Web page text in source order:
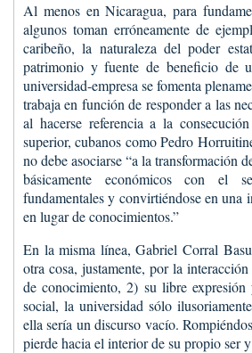
Al menos en Nicaragua, para
algunos toman erróneamente de
caribeño, la naturaleza del poder
patrimonio y fuente de beneficio de
universidad-empresa se fomenta
trabaja en función de responder a las
al hacerse referencia a la
superior, cubanos como Pedro
no debe asociarse “a la transformación
básicamente económicos con el
fundamentales y convirtiéndose en una
en lugar de conocimientos.”
En la misma línea, Gabriel Corral
otra cosa, justamente, por la
de conocimiento, 2) su libre
social, la universidad sólo
ella sería un discurso vacío.
pierde hacia el interior de su propio ser